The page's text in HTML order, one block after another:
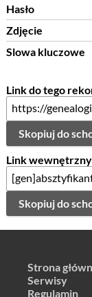
Hasło
Zdjęcie
Slowa kluczowe
Link do tego
Skopiuj do
Link wewnętrzny
Skopiuj do
Strona
Serwisy
Regulamin